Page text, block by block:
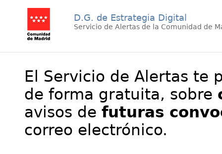
D.G. de Estrategia Digital
Servicio de Alertas de la Comunidad de
El Servicio de Alertas te
de forma gratuita, sobre
avisos de futuras
correo electrónico.